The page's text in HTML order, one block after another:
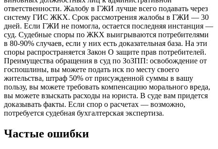
ответственности. Жалобу в ГЖИ лучше всего подавать через
систему ГИС ЖКХ. Срок рассмотрения жалобы в ГЖИ — 30
дней. Если ГЖИ не помогла, остается последняя инстанция —
суд. Судебные споры по ЖКХ выигрываются потребителями
в 80-90% случаев, если у них есть доказательная база. На эти
споры распространяется Закон О защите прав потребителей.
Преимущества обращения в суд по ЗоЗПП: освобождение от
госпошлины, вы можете подать иск по месту своего
жительства, штраф 50% от присужденной суммы в вашу
пользу, вы можете требовать компенсацию морального вреда,
вы можете взыскать расходы на юриста. В суде вам придется
доказывать факты. Если спор о расчетах — возможно,
потребуется судебная бухгалтерская экспертиза.
Частые ошибки